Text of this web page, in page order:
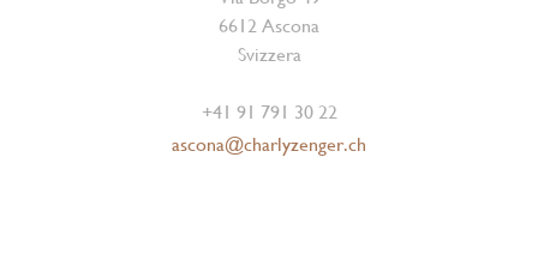
6612 Ascona
Svizzera
+41 91 791 30 22
ascona@charlyzenger.ch